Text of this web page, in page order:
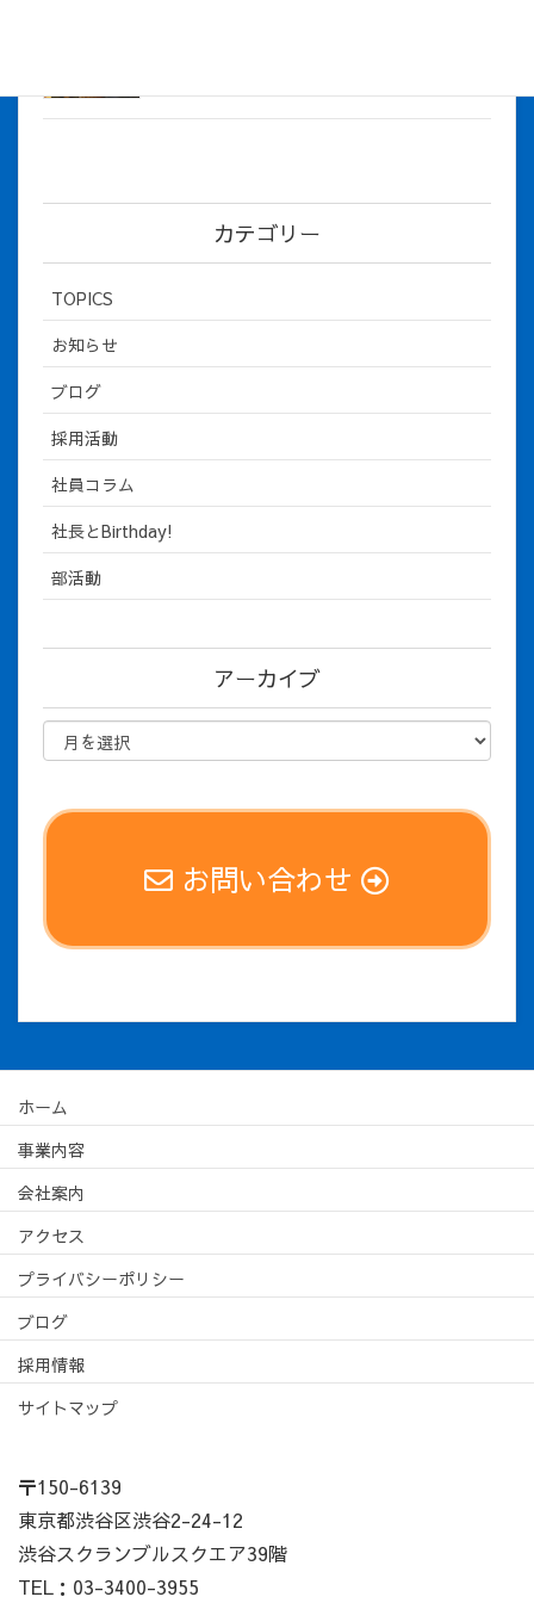
カテゴリー
TOPICS
お知らせ
ブログ
採用活動
社員コラム
社長とBirthday!
部活動
アーカイブ
お問い合わせ
ホーム
事業内容
会社案内
アクセス
プライバシーポリシー
ブログ
採用情報
サイトマップ
〒150-6139
東京都渋谷区渋谷2-24-12
渋谷スクランブルスクエア39階
TEL：03-3400-3955